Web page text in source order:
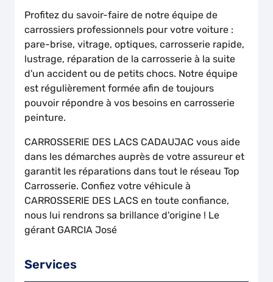
Profitez du savoir-faire de notre équipe de
carrossiers professionnels pour votre voiture :
pare-brise, vitrage, optiques, carrosserie rapide,
lustrage, réparation de la carrosserie à la suite
d'un accident ou de petits chocs. Notre équipe
est régulièrement formée afin de toujours
pouvoir répondre à vos besoins en carrosserie
peinture.
CARROSSERIE DES LACS CADAUJAC vous aide
dans les démarches auprès de votre assureur et
garantit les réparations dans tout le réseau Top
Carrosserie. Confiez votre véhicule à
CARROSSERIE DES LACS en toute confiance,
nous lui rendrons sa brillance d'origine ! Le
gérant GARCIA José
Services